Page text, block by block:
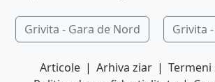
Grivita - Gara de Nord Grivita
Articole | Arhiva ziar |